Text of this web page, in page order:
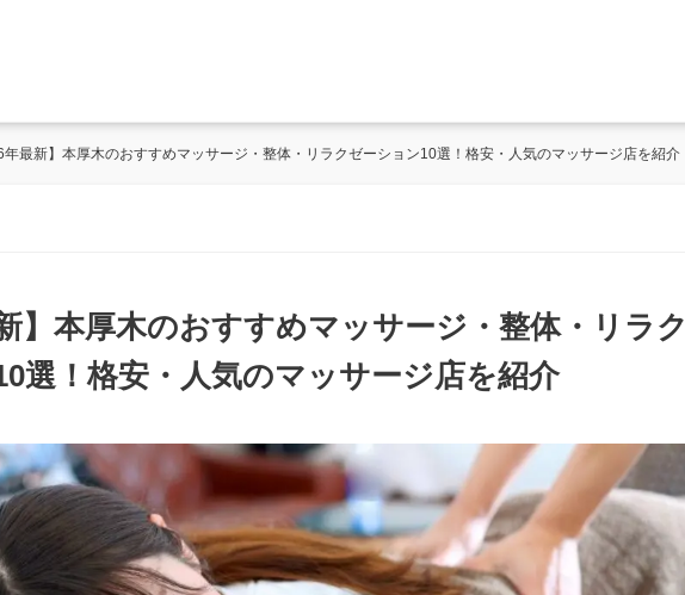
年最新】本厚木のおすすめマッサージ・整体・リラクゼーション10選！格安・人気のマッサージ店を紹介
】本厚木のおすすめマッサージ・整体・リラク
選！格安・人気のマッサージ店を紹介